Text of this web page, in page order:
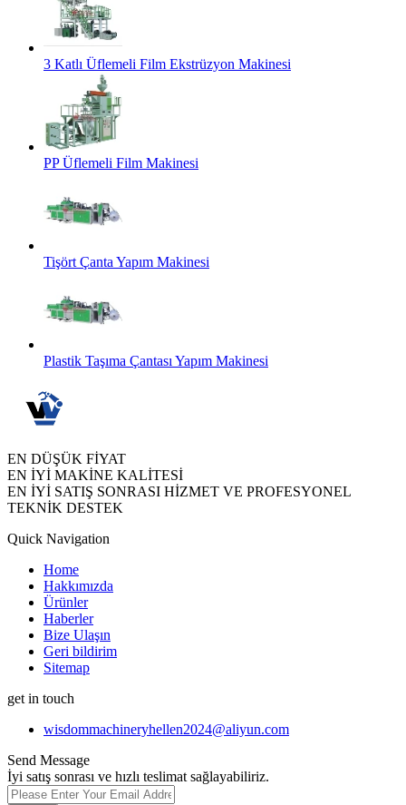
3 Katlı Üflemeli Film Ekstrüzyon Makinesi
PP Üflemeli Film Makinesi
Tişört Çanta Yapım Makinesi
Plastik Taşıma Çantası Yapım Makinesi
EN DÜŞÜK FİYAT
EN İYİ MAKİNE KALİTESİ
EN İYİ SATIŞ SONRASI HİZMET VE PROFESYONEL
TEKNİK DESTEK
Quick Navigation
Home
Hakkımızda
Ürünler
Haberler
Bize Ulaşın
Geri bildirim
Sitemap
get in touch
wisdommachineryhellen2024@aliyun.com
Send Message
İyi satış sonrası ve hızlı teslimat sağlayabiliriz.